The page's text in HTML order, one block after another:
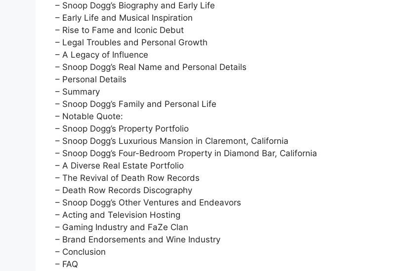
– Snoop Dogg’s Biography and Early Life
– Early Life and Musical Inspiration
– Rise to Fame and Iconic Debut
– Legal Troubles and Personal Growth
– A Legacy of Influence
– Snoop Dogg’s Real Name and Personal Details
– Personal Details
– Summary
– Snoop Dogg’s Family and Personal Life
– Notable Quote:
– Snoop Dogg’s Property Portfolio
– Snoop Dogg’s Luxurious Mansion in Claremont, California
– Snoop Dogg’s Four-Bedroom Property in Diamond Bar, California
– A Diverse Real Estate Portfolio
– The Revival of Death Row Records
– Death Row Records Discography
– Snoop Dogg’s Other Ventures and Endeavors
– Acting and Television Hosting
– Gaming Industry and FaZe Clan
– Brand Endorsements and Wine Industry
– Conclusion
– FAQ